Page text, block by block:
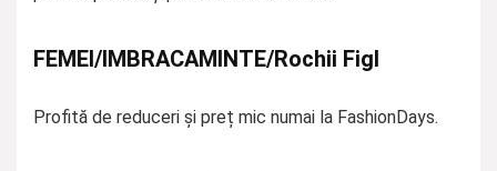
FEMEI/IMBRACAMINTE/Rochii Figl
Profită de reduceri și preț mic numai la FashionDays.